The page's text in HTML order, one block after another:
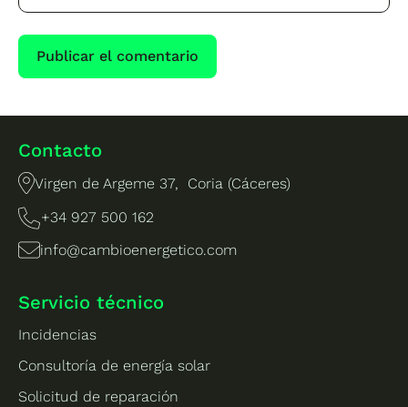
Contacto
Virgen de Argeme 37, Coria (Cáceres)
+34 927 500 162
info@cambioenergetico.com
Servicio técnico
Incidencias
Consultoría de energía solar
Solicitud de reparación